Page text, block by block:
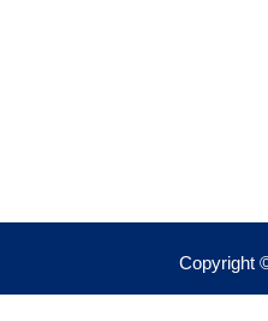
Copyright